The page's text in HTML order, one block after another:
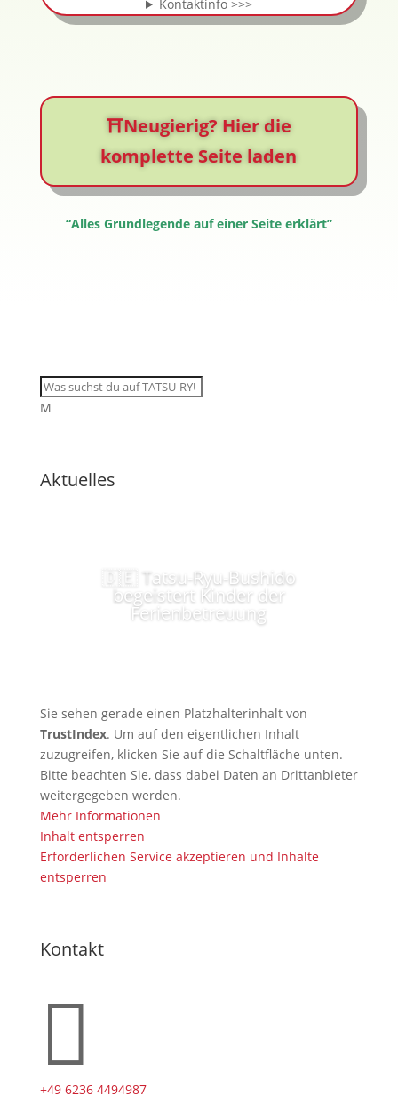
Kontaktinfo >>>
⛩️Neugierig? Hier die
komplette Seite laden
“Alles Grundlegende auf einer Seite erklärt”
M
Aktuelles
🇩🇪 Tatsu-Ryu-Bushido
begeistert Kinder der
Ferienbetreuung
Sie sehen gerade einen Platzhalterinhalt von
TrustIndex. Um auf den eigentlichen Inhalt
zuzugreifen, klicken Sie auf die Schaltfläche unten.
Bitte beachten Sie, dass dabei Daten an Drittanbieter
weitergegeben werden.
Mehr Informationen
Inhalt entsperren
Erforderlichen Service akzeptieren und Inhalte
entsperren
Kontakt

+49 6236 4494987